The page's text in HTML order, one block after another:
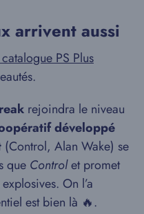
arrivent aussi
PS Plus
rejoindra le niveau
développé
(Control, Alan Wake) se
que Controlet promet
On l’a
est bien là 🔥.